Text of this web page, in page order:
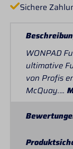
Sichere
WONPAD
ultimative
von Profis
McQuay.…